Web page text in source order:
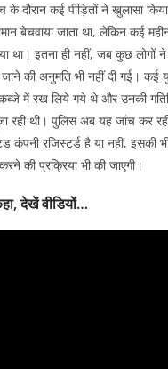
के दौरान कई पीड़ितों ने खुलासा
बेचवाया जाता था, लेकिन कई
था। इतना ही नहीं, जब कुछ लोगों
जाने की अनुमति भी नहीं दी गई। कई
में रख लिये गये थे और उनकी
रही थी। पुलिस अब यह जांच कर
कंपनी रजिस्टर्ड है या नहीं, इसकी
की प्रक्रिया भी की जाएगी।
देखें वीडियों…